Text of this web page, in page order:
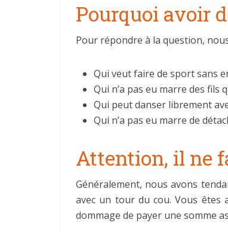
Pourquoi avoir
Pour répondre à la question,
Qui veut faire de sport sans
Qui n’a pas eu marre des fils
Qui peut danser librement
Qui n’a pas eu marre de
Attention, il ne
Généralement, nous avons
avec un tour du cou. Vous êtes
dommage de payer une somme